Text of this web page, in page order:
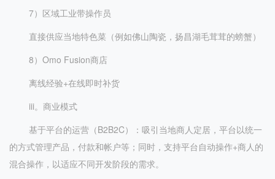
7）区域工业带操作员
直接供应当地特色菜（例如佛山陶瓷，扬昌湖毛茸茸的螃蟹）
8）Omo Fusion商店
离线经验+在线即时补货
iii。商业模式
基于平台的运营（B2B2C）：吸引当地商人定居，平台以统一
的方式管理产品，付款和帐户等；同时，支持平台自动操作+商人的
混合操作，以适应不同开发阶段的需求。